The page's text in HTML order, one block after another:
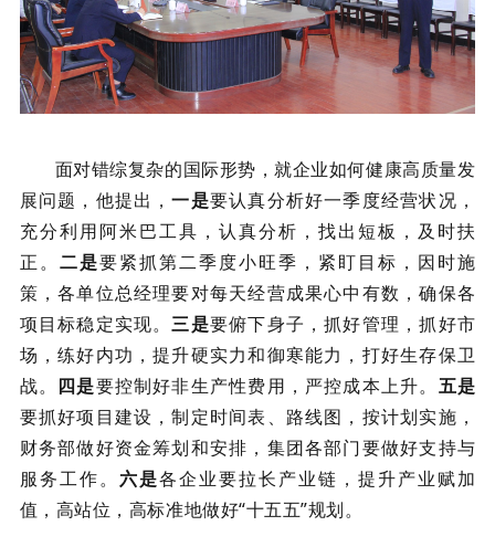
面对错综复杂的国际形势，就企业如何健康高质量发
展问题，他提出，一是要认真分析好一季度经营状况，
充分利用阿米巴工具，认真分析，找出短板，及时扶
正。 二是要紧抓第二季度小旺季，紧盯目标，因时施
策，各单位总经理要对每天经营成果心中有数，确保各
项目标稳定实现。三是要俯下身子，抓好管理，抓好市
场，练好内功，提升硬实力和御寒能力，打好生存保卫
战。 四是要控制好非生产性费用，严控成本上升。 五是
要抓好项目建设，制定时间表、路线图，按计划实施，
财务部做好资金筹划和安排，集团各部门要做好支持与
服务工作。 六是各企业要拉长产业链，提升产业赋加
值，高站位，高标准地做好“十五五”规划。